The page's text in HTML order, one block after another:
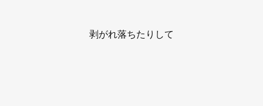
剥がれ落ちたりして